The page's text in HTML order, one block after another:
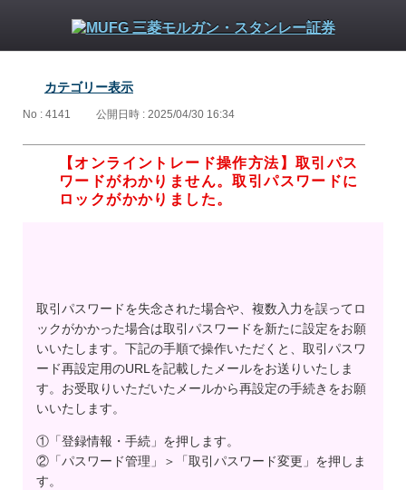
カテゴリー表示
No : 4141 公開日時 : 2025/04/30 16:34
【オンライントレード操作方法】取引パス
ワードがわかりません。取引パスワードに
ロックがかかりました。
取引パスワードを失念された場合や、複数入力を誤ってロ
ックがかかった場合は取引パスワードを新たに設定をお願
いいたします。下記の手順で操作いただくと、取引パスワ
ード再設定用のURLを記載したメールをお送りいたしま
す。お受取りいただいたメールから再設定の手続きをお願
いいたします。
①「登録情報・手続」を押します。
②「パスワード管理」＞「取引パスワード変更」を押しま
す。